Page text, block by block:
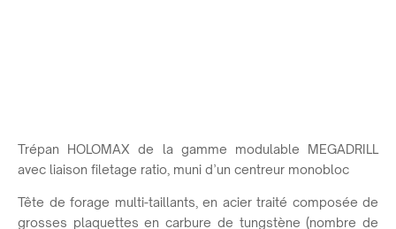
Trépan HOLOMAX de la gamme modulable MEGADRILL
avec liaison filetage ratio, muni d’un centreur monobloc
Tête de forage multi-taillants, en acier traité composée de
grosses plaquettes en carbure de tungstène (nombre de